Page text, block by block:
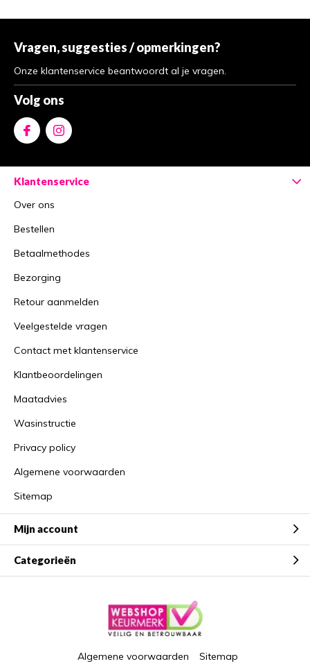
Vragen, suggesties / opmerkingen?
Onze klantenservice beantwoordt al je vragen.
Volg ons
Klantenservice
Over ons
Bestellen
Betaalmethodes
Bezorging
Retour aanmelden
Veelgestelde vragen
Contact met klantenservice
Klantbeoordelingen
Maatadvies
Wasinstructie
Privacy policy
Algemene voorwaarden
Sitemap
Mijn account
Categorieën
Algemene voorwaarden Sitemap